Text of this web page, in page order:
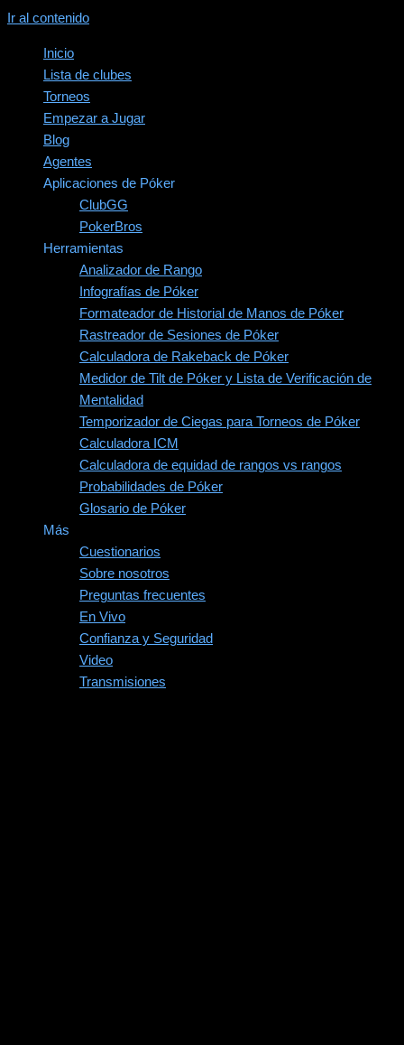
Ir al contenido
Inicio
Lista de clubes
Torneos
Empezar a Jugar
Blog
Agentes
Aplicaciones de Póker
ClubGG
PokerBros
Herramientas
Analizador de Rango
Infografías de Póker
Formateador de Historial de Manos de Póker
Rastreador de Sesiones de Póker
Calculadora de Rakeback de Póker
Medidor de Tilt de Póker y Lista de Verificación de
Mentalidad
Temporizador de Ciegas para Torneos de Póker
Calculadora ICM
Calculadora de equidad de rangos vs rangos
Probabilidades de Póker
Glosario de Póker
Más
Cuestionarios
Sobre nosotros
Preguntas frecuentes
En Vivo
Confianza y Seguridad
Video
Transmisiones